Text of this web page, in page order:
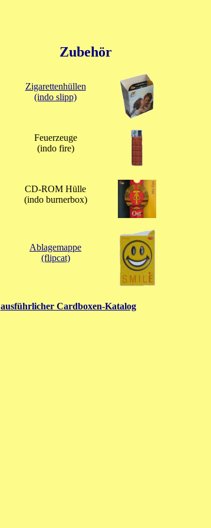
Zubehör
Zigarettenhüllen
(indo slipp)
Feuerzeuge
(indo fire)
CD-ROM Hülle
(indo burnerbox)
Ablagemappe
(flipcat)
ausführlicher Cardboxen-Katalog